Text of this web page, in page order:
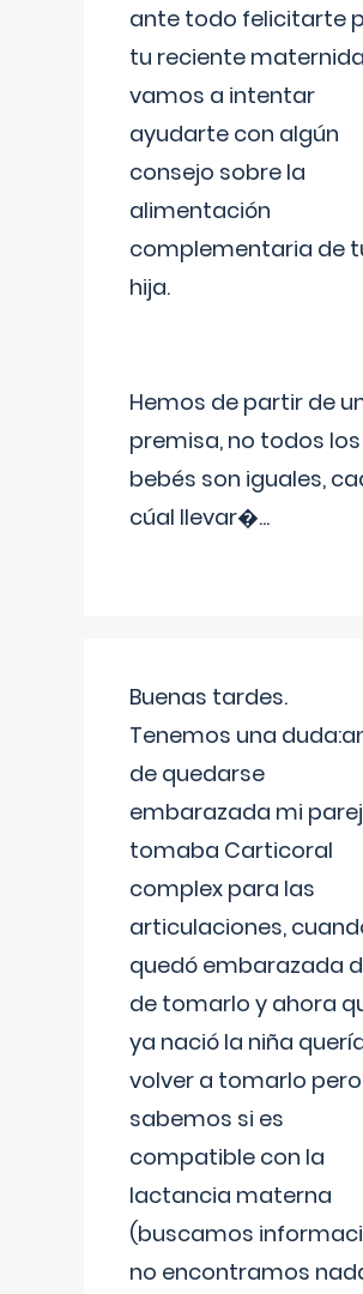
ante todo felicitarte
tu reciente
vamos a intentar
ayudarte con algún
consejo sobre la
alimentación
complementaria de
hija.
Hemos de partir de
premisa, no todos los
bebés son iguales,
cúal llevar�...
Buenas tardes.
Tenemos una
de quedarse
embarazada mi
tomaba Carticoral
complex para las
articulaciones,
quedó embarazada
de tomarlo y ahora
ya nació la niña
volver a tomarlo
sabemos si es
compatible con la
lactancia materna
(buscamos
no encontramos